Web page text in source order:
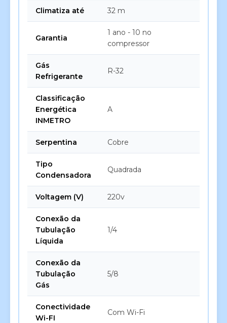
Climatiza até 32 m
Garantia
1 ano - 10 no
compressor
Gás
Refrigerante
R-32
Classificação
Energética
INMETRO
A
Serpentina Cobre
Tipo
Condensadora
Quadrada
Voltagem (V) 220v
Conexão da
Tubulação
Líquida
1/4
Conexão da
Tubulação
Gás
5/8
Conectividade
Wi-FI
Com Wi-Fi